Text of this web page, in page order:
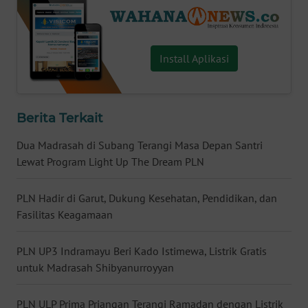
Install Aplikasi
Berita Terkait
Dua Madrasah di Subang Terangi Masa Depan Santri
Lewat Program Light Up The Dream PLN
PLN Hadir di Garut, Dukung Kesehatan, Pendidikan, dan
Fasilitas Keagamaan
PLN UP3 Indramayu Beri Kado Istimewa, Listrik Gratis
untuk Madrasah Shibyanurroyyan
PLN ULP Prima Priangan Terangi Ramadan dengan Listrik
WN
BABEL
WN
SUMBAR
WN
WN